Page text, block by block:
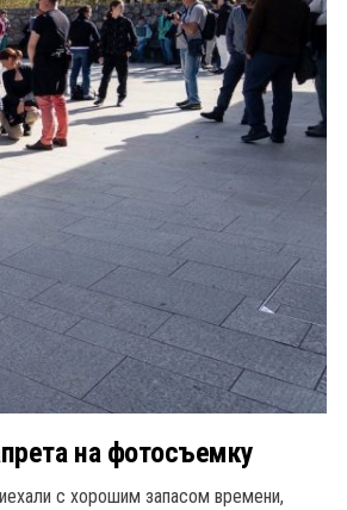
на фотосъемку
с хорошим запасом времени,